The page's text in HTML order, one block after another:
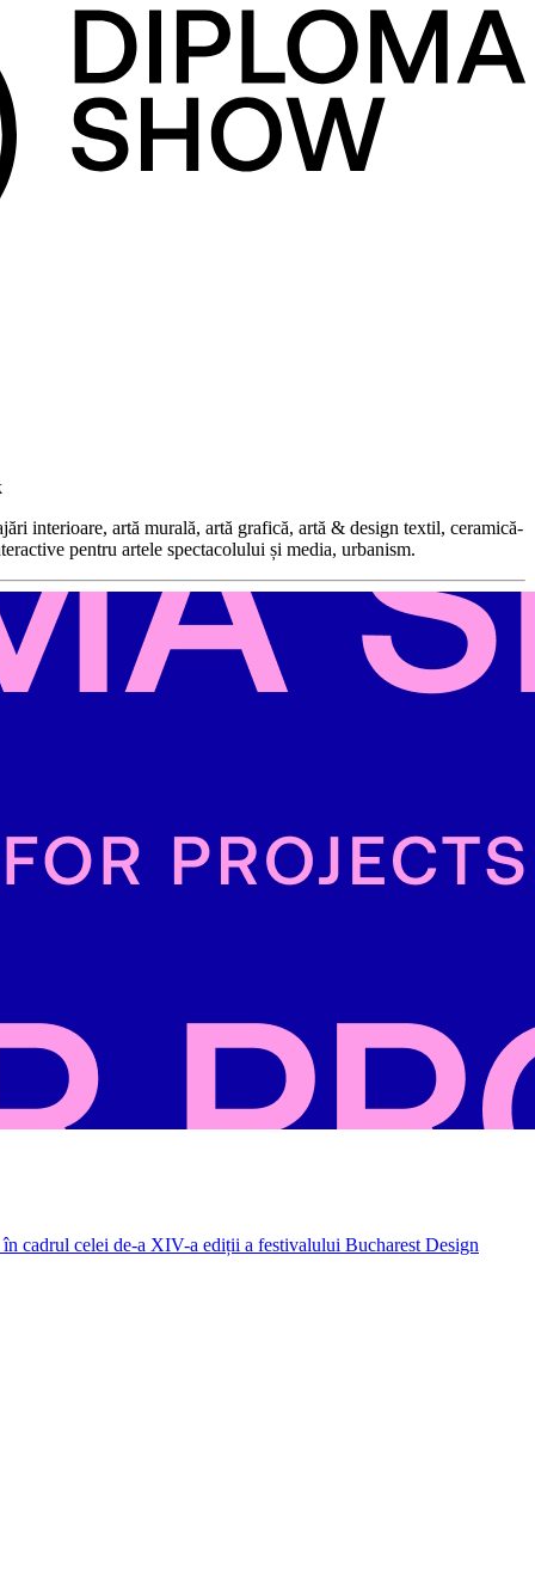
interioare, artă murală, artă grafică, artă & design textil, ceramică-
pentru artele spectacolului și media, urbanism.
cadrul celei de-a XIV-a ediții a festivalului Bucharest Design